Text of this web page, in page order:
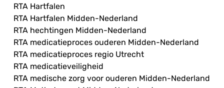
RTA Hartfalen
RTA Hartfalen Midden-Nederland
RTA hechtingen Midden-Nederland
RTA medicatieproces ouderen Midden-Nederland
RTA medicatieproces regio Utrecht
RTA medicatieveiligheid
RTA medische zorg voor ouderen Midden-Nederland